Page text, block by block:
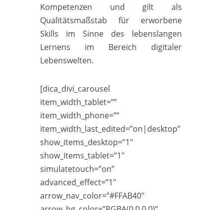
Kompetenzen und gilt als
Qualitätsmaßstab für erworbene
Skills im Sinne des lebenslangen
Lernens im Bereich digitaler
Lebenswelten.
[dica_divi_carousel
item_width_tablet=””
item_width_phone=””
item_width_last_edited=”on|desktop”
show_items_desktop=”1″
show_items_tablet=”1″
simulatetouch=”on”
advanced_effect=”1″
arrow_nav_color=”#FFAB40″